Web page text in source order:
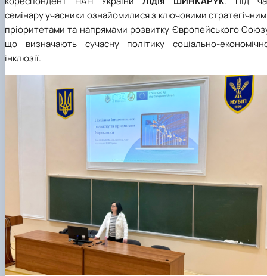
семінару учасники ознайомилися з ключовими
пріоритетами та напрямами розвитку Європейського
що визначають сучасну політику соціально-
інклюзії.